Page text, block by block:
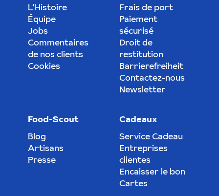
L'Histoire
Équipe
Jobs
Commentaires
de nos clients
Cookies
Frais de port
Paiement
sécurisé
Droit de
restitution
Barrierefreiheit
Contactez-nous
Newsletter
Food-Scout
Blog
Artisans
Presse
Cadeaux
Service Cadeau
Entreprises
clientes
Encaisser le bon
Cartes